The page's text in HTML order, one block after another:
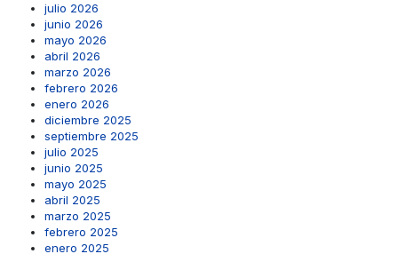
julio 2026
junio 2026
mayo 2026
abril 2026
marzo 2026
febrero 2026
enero 2026
diciembre 2025
septiembre 2025
julio 2025
junio 2025
mayo 2025
abril 2025
marzo 2025
febrero 2025
enero 2025